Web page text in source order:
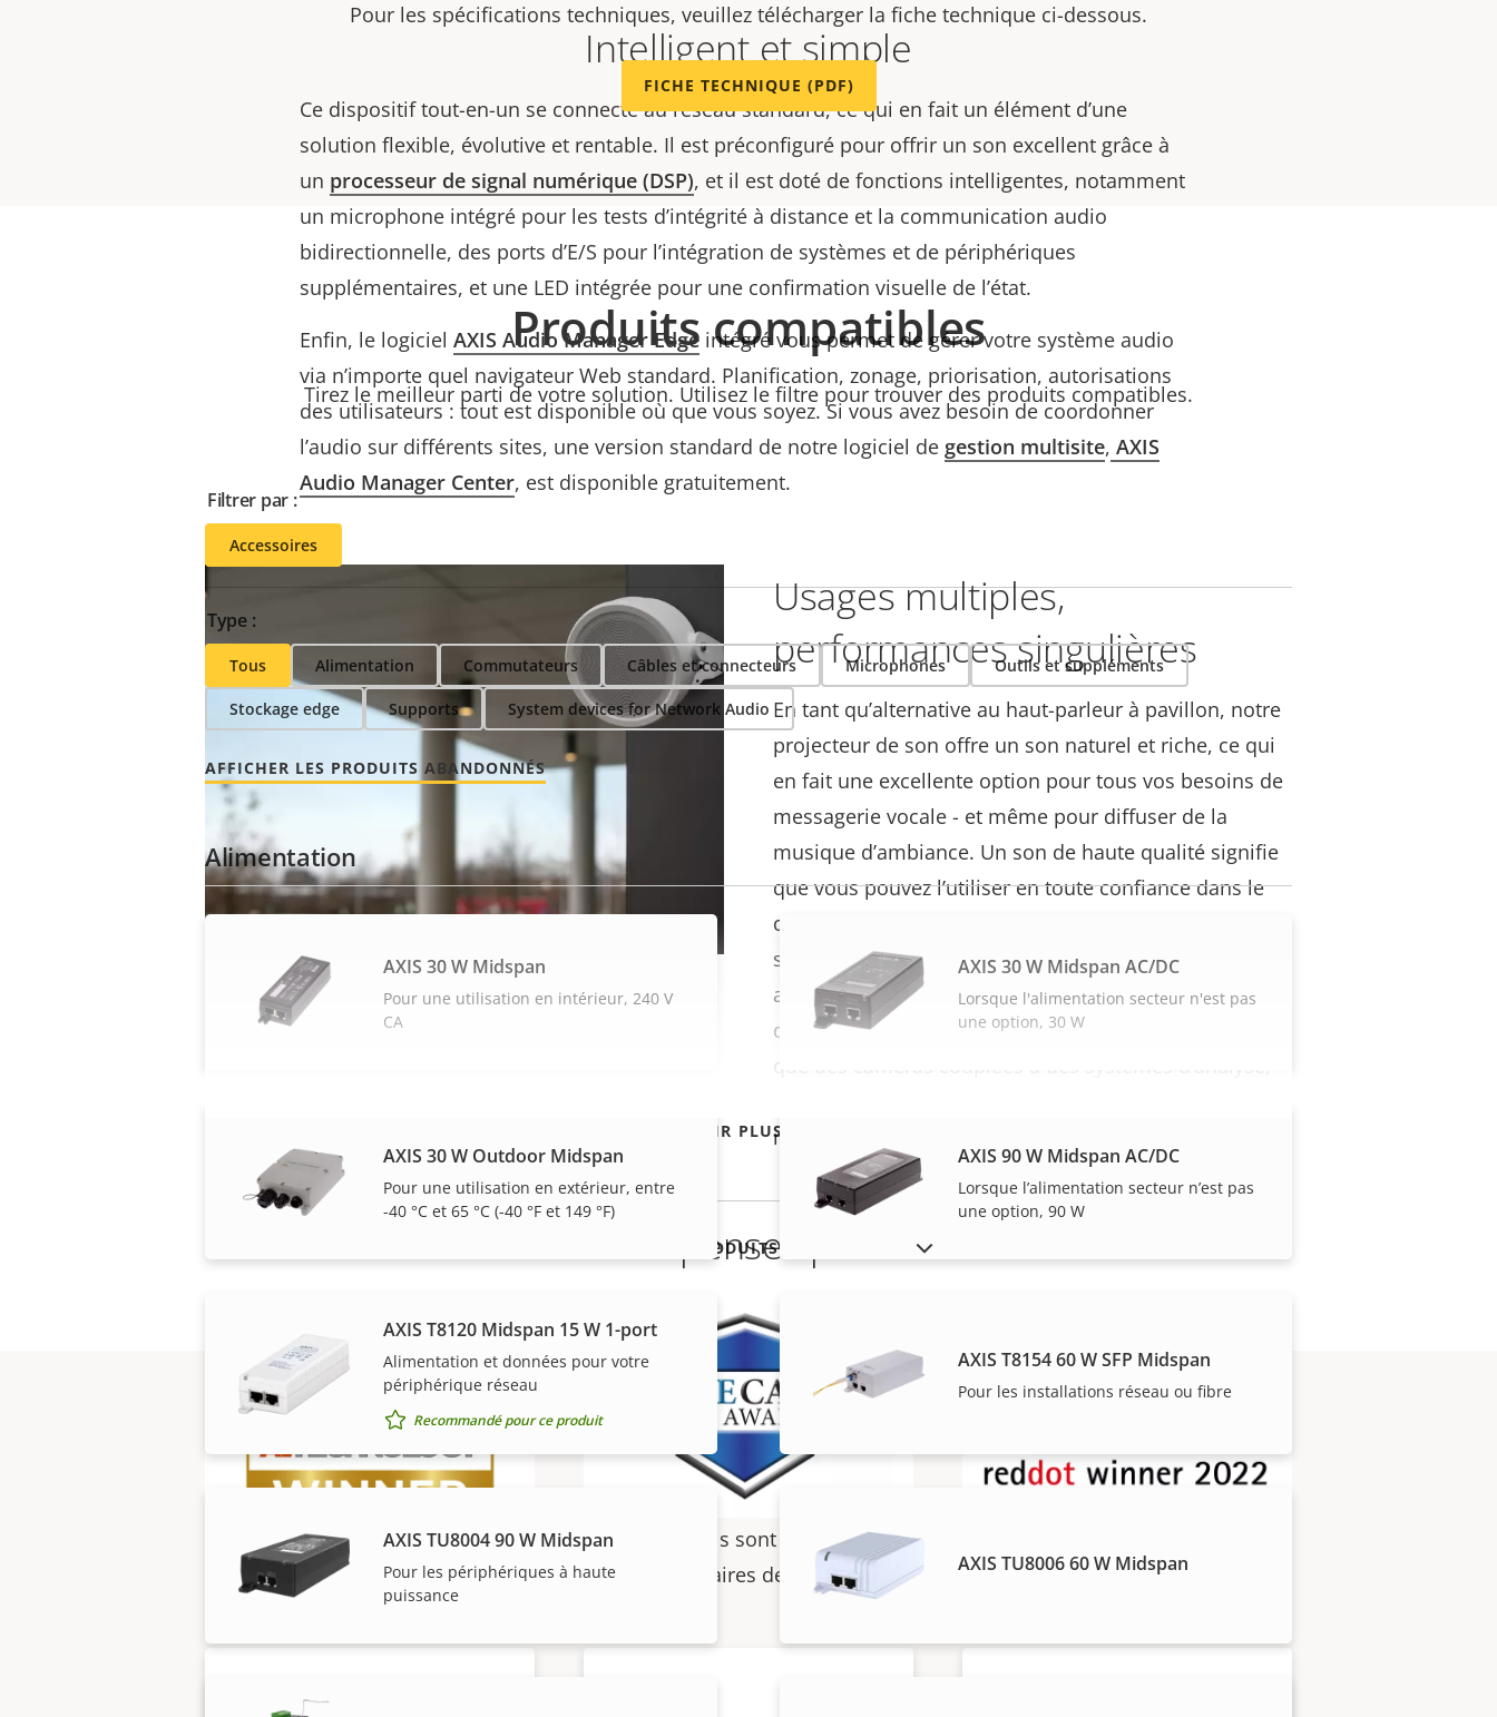
Intelligent et simple
Ce dispositif tout-en-un se connecte au réseau standard, ce qui en fait un élément d’une
solution flexible, évolutive et rentable. Il est préconfiguré pour offrir un son excellent grâce à
un processeur de signal numérique (DSP), et il est doté de fonctions intelligentes, notamment
un microphone intégré pour les tests d’intégrité à distance et la communication audio
bidirectionnelle, des ports d’E/S pour l’intégration de systèmes et de périphériques
supplémentaires, et une LED intégrée pour une confirmation visuelle de l’état.
Enfin, le logiciel AXIS Audio Manager Edgeintégré vous permet de gérer votre système audio
via n’importe quel navigateur Web standard. Planification, zonage, priorisation, autorisations
des utilisateurs : tout est disponible où que vous soyez. Si vous avez besoin de coordonner
l’audio sur différents sites, une version standard de notre logiciel de gestion multisite, AXIS
Audio Manager Center, est disponible gratuitement.
Usages multiples,
performances singulières
En tant qu’alternative au haut-parleur à pavillon, notre
projecteur de son offre un son naturel et riche, ce qui
en fait une excellente option pour tous vos besoins de
messagerie vocale - et même pour diffuser de la
musique d’ambiance. Un son de haute qualité signifie
que vous pouvez l’utiliser en toute confiance dans le
cadre de vos solutions de sécurité, d’exploitation et de
sûreté. En outre, vous pouvez programmer des
annonces préenregistrées, diffuser des discours en
direct ou l’intégrer à d’autres dispositifs du réseau, tels
que des caméras couplées à des systèmes d’analyse,
messages pertinents.
Récompenses produit
Pour les spécifications techniques, veuillez télécharger la fiche technique ci-dessous.
FICHE TECHNIQUE (PDF)
Produits compatibles
Tirez le meilleur parti de votre solution. Utilisez le filtre pour trouver des produits compatibles.
Filtrer par :
Accessoires
Type :
Tous Alimentation Commutateurs Câbles et connecteurs Microphones Outils et suppléments
Stockage edge Supports System devices for Network Audio
AFFICHER LES PRODUITS ABANDONNÉS
VOIR PLUS
Alimentation
AXIS 30 W Midspan
Pour une utilisation en intérieur, 240 V
CA
AXIS 30 W Midspan AC/DC
Lorsque l'alimentation secteur n'est pas
une option, 30 W
AXIS 30 W Outdoor Midspan
Pour une utilisation en extérieur, entre
-40 °C et 65 °C (-40 °F et 149 °F)
AXIS 90 W Midspan AC/DC
Lorsque l’alimentation secteur n’est pas
une option, 90 W
AXIS T8120 Midspan 15 W 1-port
Alimentation et données pour votre
périphérique réseau
Recommandé pour ce produit
AXIS T8154 60 W SFP Midspan
Pour les installations réseau ou fibre
AXIS TU8004 90 W Midspan
Pour les périphériques à haute
puissance
AXIS TU8006 60 W Midspan
AFFICHER LES PRODUITS ABANDONNÉS
Acheter
Les solutions Axis et les produits individuels sont vendus et installés de manière experte par
nos partenaires de confiance.